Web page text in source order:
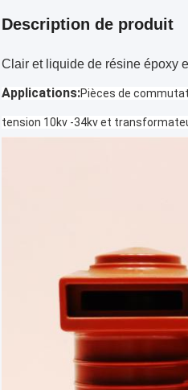
Description de produit
Clair et liquide de résine époxy
Applications:Pièces de
tension 10kv -34kv et